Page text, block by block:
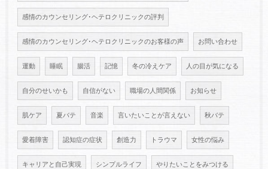
感情のカウンセリング･ヘテロクリニックの評判
感情のカウンセリング･ヘテロクリニックのお客様の声 お問い合わせ
運動 睡眠 腸活 記憶 冬の冷えケア 人の目が気になる
自分のせいかも 自信がない 職場の人間関係 お知らせ
肌ケア 夏バテ 音楽 言いたいことが言えない 秋バテ
愛着障害 認知症の症状 創造力 トラウマ 女性の悩み
キャリアと自己実現 シンプルライフ やりたいことをみつける